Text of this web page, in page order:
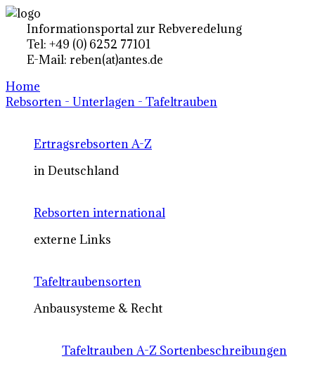
Informationsportal zur Rebveredelung
Tel: +49 (0) 6252 77101
E-Mail: reben(at)antes.de
Home
Rebsorten - Unterlagen - Tafeltrauben
Ertragsrebsorten A-Z
in Deutschland
Rebsorten international
externe Links
Tafeltraubensorten
Anbausysteme & Recht
Tafeltrauben A-Z Sortenbeschreibungen